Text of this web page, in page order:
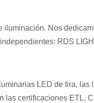
Nos
RDS
LED de tira,
certificaciones ETL,